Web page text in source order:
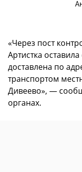
«Через пост
Артистка
доставлена по
транспортом
Дивеево», —
органах.